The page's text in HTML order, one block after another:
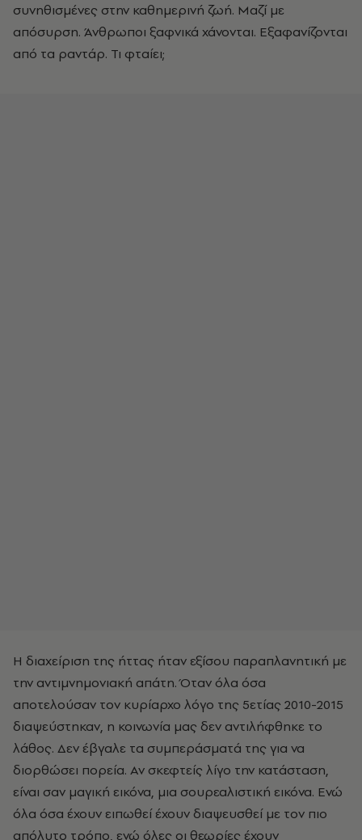
συνηθισμένες στην καθημερινή ζωή. Μαζί με
απόσυρση. Άνθρωποι ξαφνικά χάνονται. Εξαφανίζονται
από τα ραντάρ. Τι φταίει;
Η διαχείριση της ήττας ήταν εξίσου παραπλανητική με
την αντιμνημονιακή απάτη. Όταν όλα όσα
αποτελούσαν τον κυρίαρχο λόγο της 5ετίας 2010-2015
διαψεύστηκαν, η κοινωνία μας δεν αντιλήφθηκε το
λάθος. Δεν έβγαλε τα συμπεράσματά της για να
διορθώσει πορεία. Αν σκεφτείς λίγο την κατάσταση,
είναι σαν μαγική εικόνα, μια σουρεαλιστική εικόνα. Ενώ
όλα όσα έχουν ειπωθεί έχουν διαψευσθεί με τον πιο
απόλυτο τρόπο, ενώ όλες οι θεωρίες έχουν